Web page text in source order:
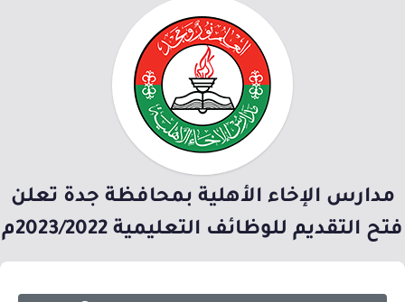
مدارس الإخاء الأهلية بمحافظة جدة تعلن
فتح التقديم للوظائف التعليمية 2023/2022م